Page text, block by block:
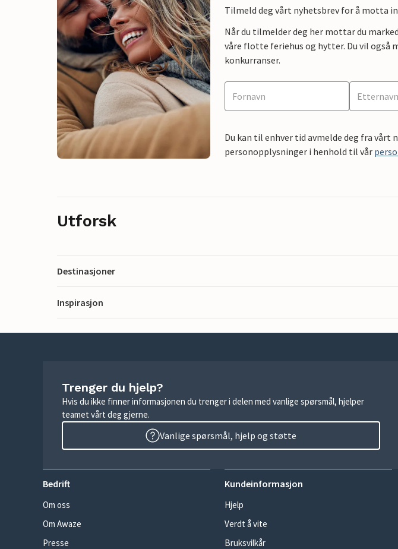
Tilmeld deg vårt nyhetsbrev for å motta
Når du tilmelder deg her mottar du
våre flotte feriehus og hytter. Du vil også
konkurranser.
Du kan til enhver tid avmelde deg fra vårt
personopplysninger i henhold til vår
Utforsk
Destinasjoner
Inspirasjon
Trenger du hjelp?
Hvis du ikke finner informasjonen du trenger i delen med vanlige spørsmål, hjelper
teamet vårt deg gjerne.
Vanlige spørsmål, hjelp og støtte
Bedrift
Om oss
Om Awaze
Presse
Kundeinformasjon
Hjelp
Verdt å vite
Bruksvilkår